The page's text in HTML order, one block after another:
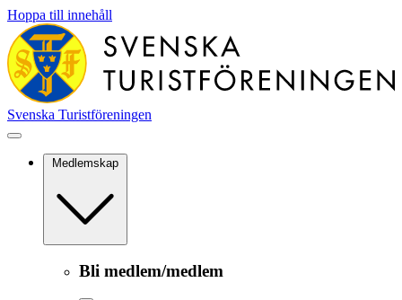
Hoppa till innehåll
Svenska Turistföreningen
Medlemskap
Bli medlem/medlem